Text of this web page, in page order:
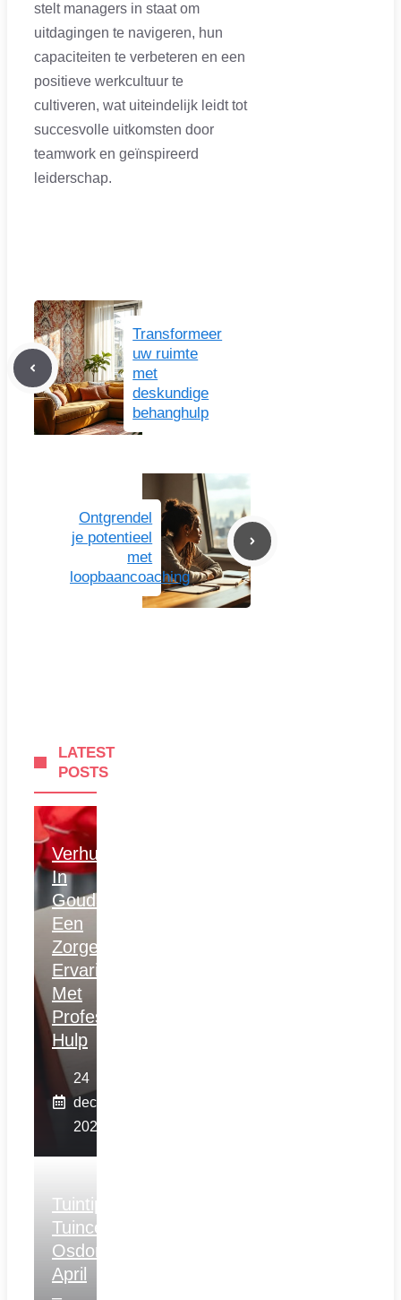
stelt managers in staat om
uitdagingen te navigeren, hun
capaciteiten te verbeteren en een
positieve werkcultuur te
cultiveren, wat uiteindelijk leidt tot
succesvolle uitkomsten door
teamwork en geïnspireerd
leiderschap.
Transformeer
uw ruimte
met
deskundige
behanghulp
Ontgrendel
je potentieel
met
loopbaancoaching
LATEST
POSTS
Verhuizen
In
Gouda:
Een
Zorgeloze
Ervaring
Met
Professionele
Hulp
24
december
2025
Tuintips
Tuincentrum
Osdorp
April